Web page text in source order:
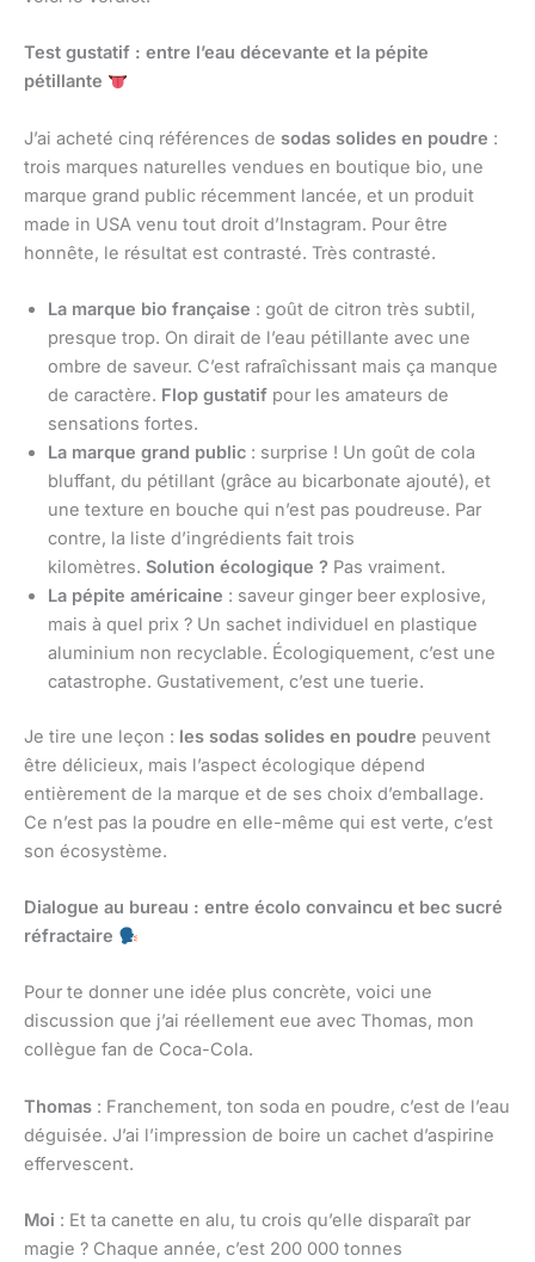
Test gustatif : entre l’eau décevante et la pépite
pétillante
J’ai acheté cinq références de sodas solides en poudre :
trois marques naturelles vendues en boutique bio, une
marque grand public récemment lancée, et un produit
made in USA venu tout droit d’Instagram. Pour être
honnête, le résultat est contrasté. Très contrasté.
La marque bio française : goût de citron très subtil,
presque trop. On dirait de l’eau pétillante avec une
ombre de saveur. C’est rafraîchissant mais ça manque
de caractère. Flop gustatif pour les amateurs de
sensations fortes.
La marque grand public : surprise ! Un goût de cola
bluffant, du pétillant (grâce au bicarbonate ajouté), et
une texture en bouche qui n’est pas poudreuse. Par
contre, la liste d’ingrédients fait trois
kilomètres. Solution écologique ? Pas vraiment.
La pépite américaine : saveur ginger beer explosive,
mais à quel prix ? Un sachet individuel en plastique
aluminium non recyclable. Écologiquement, c’est une
catastrophe. Gustativement, c’est une tuerie.
Je tire une leçon : les sodas solides en poudre peuvent
être délicieux, mais l’aspect écologique dépend
entièrement de la marque et de ses choix d’emballage.
Ce n’est pas la poudre en elle-même qui est verte, c’est
son écosystème.
Dialogue au bureau : entre écolo convaincu et bec sucré
réfractaire
Pour te donner une idée plus concrète, voici une
discussion que j’ai réellement eue avec Thomas, mon
collègue fan de Coca-Cola.
Thomas : Franchement, ton soda en poudre, c’est de l’eau
déguisée. J’ai l’impression de boire un cachet d’aspirine
effervescent.
Moi : Et ta canette en alu, tu crois qu’elle disparaît par
magie ? Chaque année, c’est 200 000 tonnes